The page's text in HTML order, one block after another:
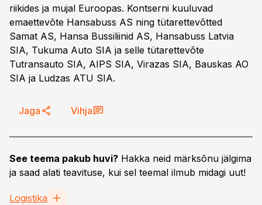
riikides ja mujal Euroopas. Kontserni kuuluvad
emaettevõte Hansabuss AS ning tütarettevõtted
Samat AS, Hansa Bussiliinid AS, Hansabuss Latvia
SIA, Tukuma Auto SIA ja selle tütarettevõte
Tutransauto SIA, AIPS SIA, Virazas SIA, Bauskas AO
SIA ja Ludzas ATU SIA.
Jaga Vihja
See teema pakub huvi? Hakka neid märksõnu jälgima
ja saad alati teavituse, kui sel teemal ilmub midagi uut!
Logistika